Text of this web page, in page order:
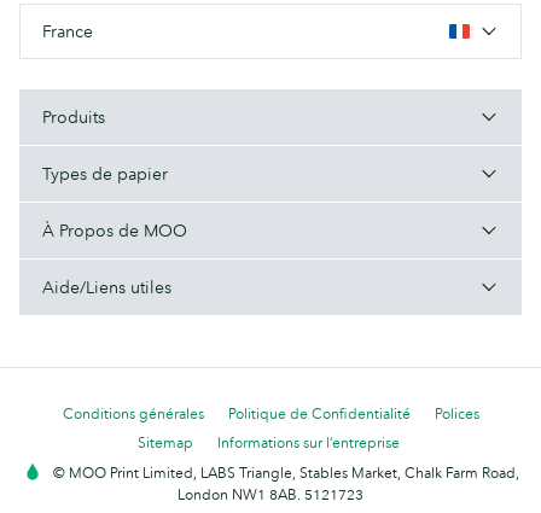
France
Produits
Types de papier
À Propos de MOO
Aide/Liens utiles
Conditions générales Politique de Confidentialité
Polices
Sitemap
Informations sur l’entreprise
© MOO Print Limited, LABS Triangle, Stables Market, Chalk Farm Road,
London NW1 8AB. 5121723